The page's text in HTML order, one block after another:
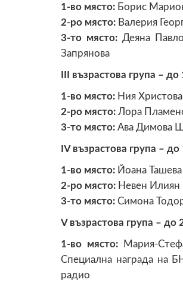
1-во място: Борис
2-ро място: Валерия
3-то място: Деяна
Запрянова
III възрастова група –
1-во място: Ния
2-ро място: Лора
3-то място: Ава Димова
IV възрастова група –
1-во място: Йоана
2-ро място: Невен
3-то място: Симона
V възрастова група – до
1-во място: Мария-
Специална награда на
радио